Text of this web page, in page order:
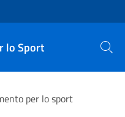
lo Sport Cerca
per lo sport